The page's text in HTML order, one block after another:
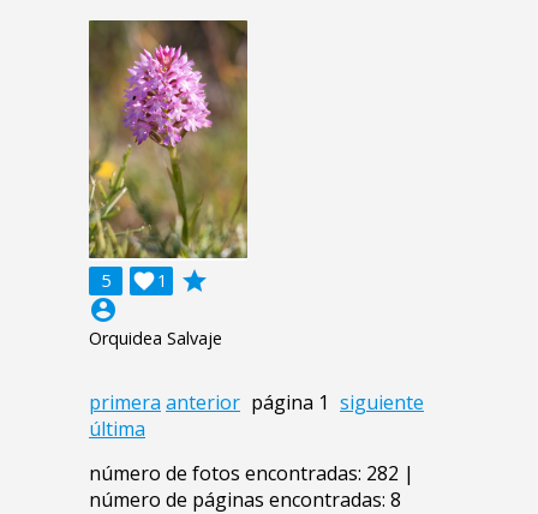
5 1

grade
account_circle
Orquidea Salvaje
primera anterior página 1 siguiente
última
número de fotos encontradas: 282 |
número de páginas encontradas: 8